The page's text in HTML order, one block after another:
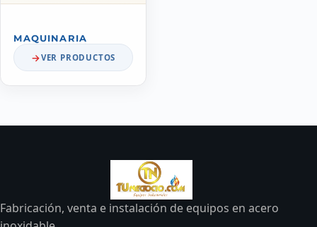
MAQUINARIA
VER PRODUCTOS
Fabricación, venta e instalación de equipos en acero